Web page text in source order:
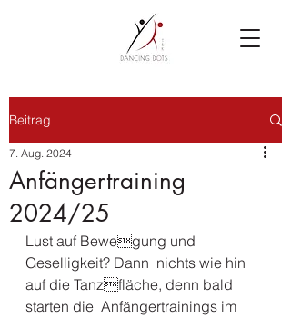
Beitrag
Anfängertraining
2024/25
7. Aug. 2024
Lust auf Bewegung und
Geselligkeit? Dann  nichts wie hin
auf die Tanzfläche, denn bald
starten die  Anfängertrainings im